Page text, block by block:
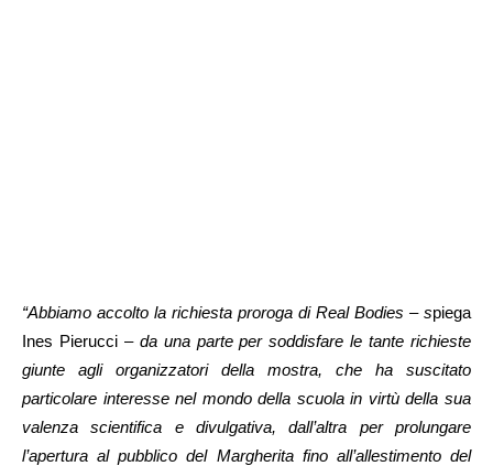
“Abbiamo accolto la richiesta proroga di Real Bodies – spiega
Ines Pierucci – da una parte per soddisfare le tante richieste
giunte agli organizzatori della mostra, che ha suscitato
particolare interesse nel mondo della scuola in virtù della sua
valenza scientifica e divulgativa, dall’altra per prolungare
l’apertura al pubblico del Margherita fino all’allestimento del